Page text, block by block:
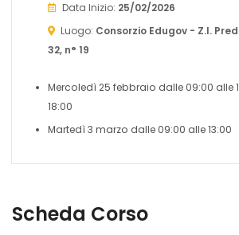
Data Inizio: 25/02/2026
Luogo: Consorzio Edugov - Z.I.
32, n° 19
Mercoledì 25 febbraio dalle 09:00 alle
18:00
Martedì 3 marzo dalle 09:00 alle 13:00
Scheda Corso